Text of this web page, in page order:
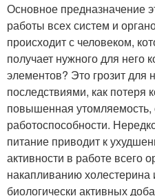
Основное предназначение
работы всех систем и
происходит с человеком,
получает нужного для него
элементов? Это грозит для
последствиями, как потеря
повышенная
работоспособности.
питание приводит к
активности в работе всего
накапливанию
биологически активных